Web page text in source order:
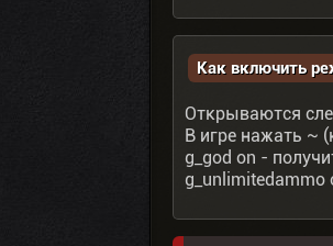
Как включить
Открываются
В игре нажать ~
g_god on -
g_unlimitedammo